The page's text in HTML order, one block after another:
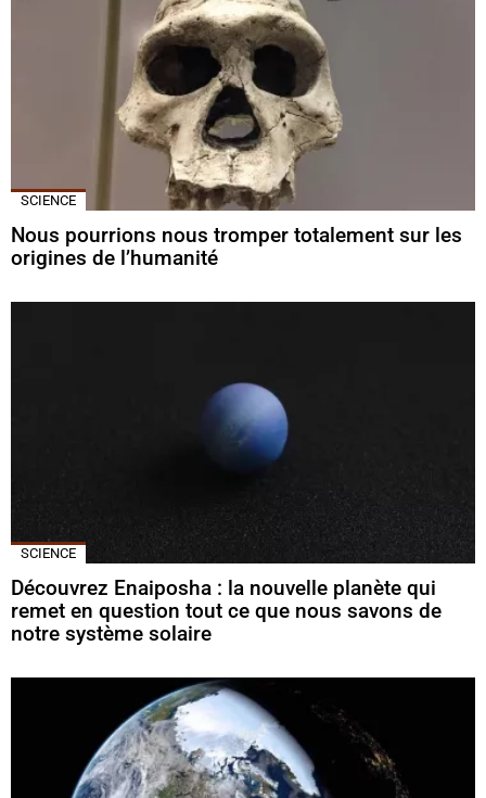
SCIENCE
Nous pourrions nous tromper totalement sur les
origines de l’humanité
SCIENCE
Découvrez Enaiposha : la nouvelle planète qui
remet en question tout ce que nous savons de
notre système solaire